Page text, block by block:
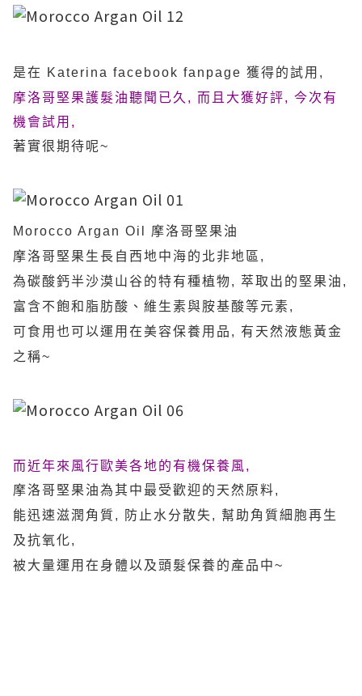
是在 Katerina facebook fanpage 獲得的試用,
摩洛哥堅果護髮油聽聞已久, 而且大獲好評, 今次有
機會試用,
著實很期待呢~
Morocco Argan Oil 摩洛哥堅果油
摩洛哥堅果生長自西地中海的北非地區,
為碳酸鈣半沙漠山谷的特有種植物, 萃取出的堅果油,
富含不飽和脂肪酸、維生素與胺基酸等元素,
可食用也可以運用在美容保養用品, 有天然液態黃金
之稱~
而近年來風行歐美各地的有機保養風,
摩洛哥堅果油為其中最受歡迎的天然原料,
能迅速滋潤角質, 防止水分散失, 幫助角質細胞再生
及抗氧化,
被大量運用在身體以及頭髮保養的產品中~